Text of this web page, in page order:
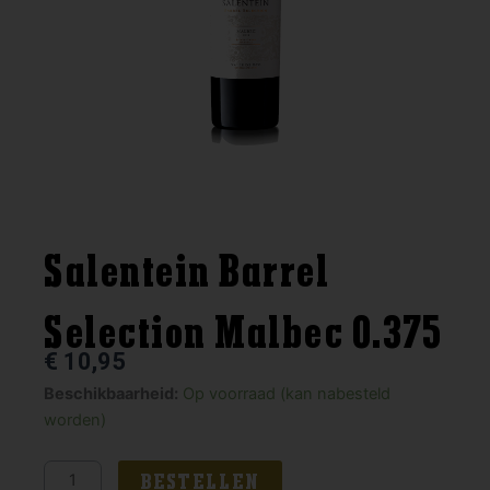
Salentein Barrel
Selection Malbec 0.375
€ 10,95
Beschikbaarheid: Op voorraad (kan nabesteld
worden)
Salentein
Barrel
Malbec
BESTELLEN